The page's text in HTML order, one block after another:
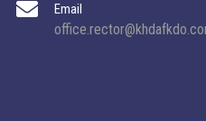
Email